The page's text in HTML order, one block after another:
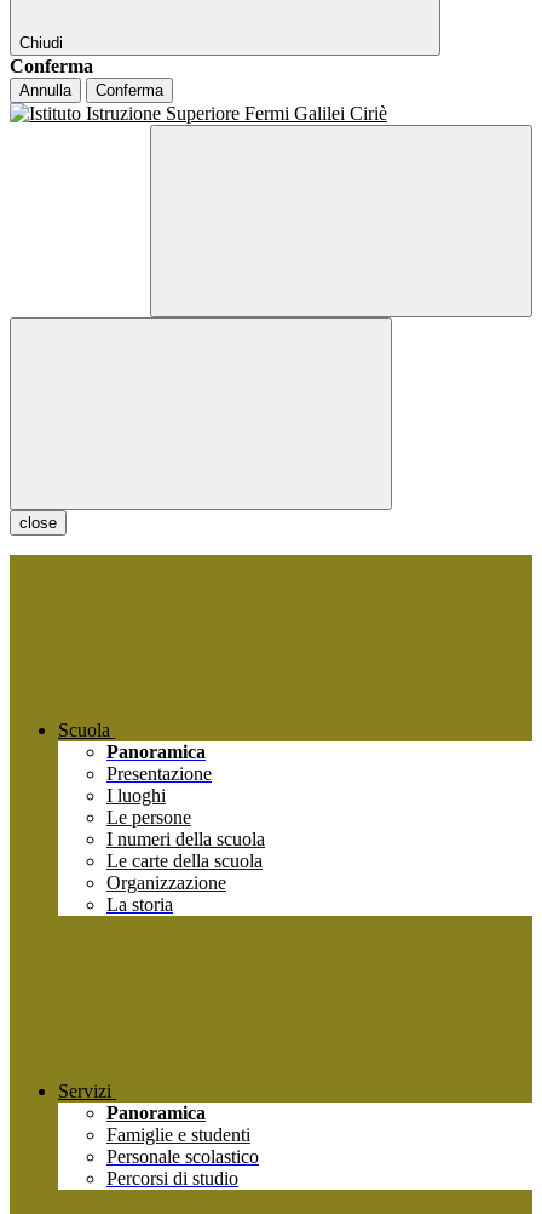
Chiudi
Conferma
Annulla Conferma
close
Scuola
Panoramica
Presentazione
I luoghi
Le persone
I numeri della scuola
Le carte della scuola
Organizzazione
La storia
Servizi
Panoramica
Famiglie e studenti
Personale scolastico
Percorsi di studio